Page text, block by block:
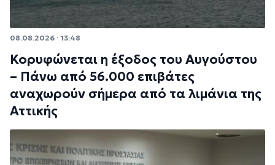
08.08.2026 · 13:48
Κορυφώνεται η έξοδος του Αυγούστου
– Πάνω από 56.000 επιβάτες
αναχωρούν σήμερα από τα λιμάνια της
Αττικής